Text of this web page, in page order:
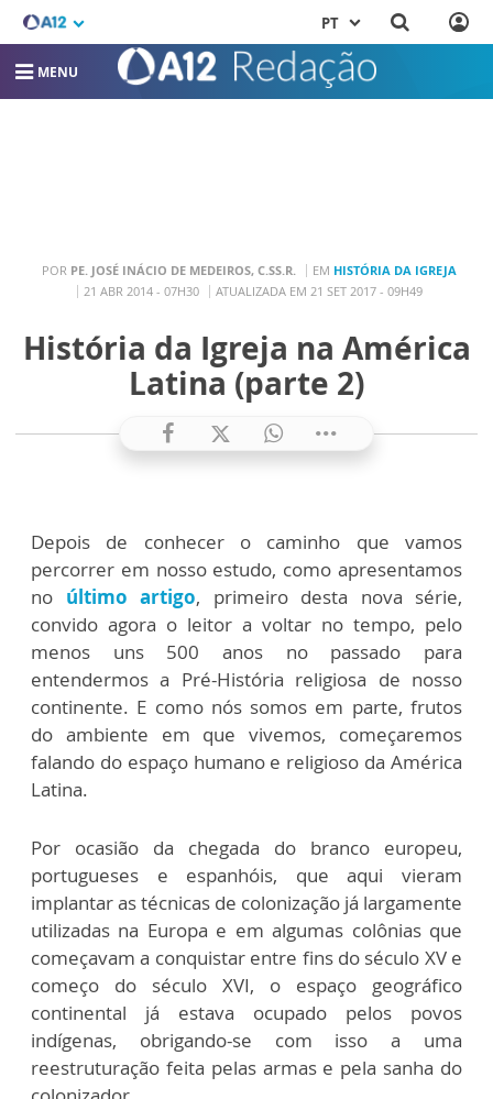
PT
MENU
POR PE. JOSÉ INÁCIO DE MEDEIROS, C.SS.R. EM HISTÓRIA DA IGREJA
21 ABR 2014 - 07H30
ATUALIZADA EM 21 SET 2017 - 09H49
História da Igreja na América
Latina (parte 2)
Depois de conhecer o caminho que vamos
percorrer em nosso estudo, como apresentamos
no último artigo, primeiro desta nova série,
convido agora o leitor a voltar no tempo, pelo
menos uns 500 anos no passado para
entendermos a Pré-História religiosa de nosso
continente. E como nós somos em parte, frutos
do ambiente em que vivemos, começaremos
falando do espaço humano e religioso da América
Latina.
Por ocasião da chegada do branco europeu,
portugueses e espanhóis, que aqui vieram
implantar as técnicas de colonização já largamente
utilizadas na Europa e em algumas colônias que
começavam a conquistar entre fins do século XV e
começo do século XVI, o espaço geográfico
continental já estava ocupado pelos povos
indígenas, obrigando-se com isso a uma
reestruturação feita pelas armas e pela sanha do